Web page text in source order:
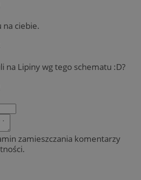
na ciebie.
na Lipiny wg tego schematu :D?
zamieszczania komentarzy